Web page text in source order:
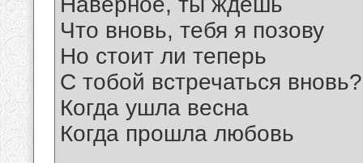
Что вновь, тебя я позову
Но стоит ли теперь
С тобой встречаться вновь?
Когда ушла весна
Когда прошла любовь